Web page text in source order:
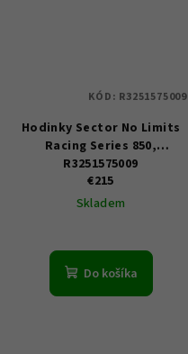
Hodinky Sector No Limits
Racing Series 850,
R3251575009
€215
Skladem
Do košíka
KÓD: R3251575009